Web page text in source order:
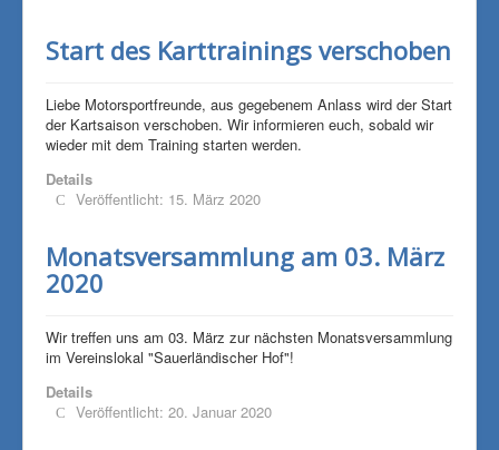
Start des Karttrainings verschoben
Liebe Motorsportfreunde, aus gegebenem Anlass wird der Start
der Kartsaison verschoben. Wir informieren euch, sobald wir
wieder mit dem Training starten werden.
Details
Veröffentlicht: 15. März 2020
Monatsversammlung am 03. März
2020
Wir treffen uns am 03. März zur nächsten Monatsversammlung
im Vereinslokal "Sauerländischer Hof"!
Details
Veröffentlicht: 20. Januar 2020